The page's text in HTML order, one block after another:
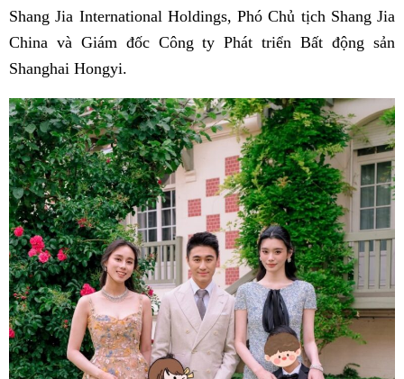
Shang Jia International Holdings, Phó Chủ tịch Shang Jia
China và Giám đốc Công ty Phát triển Bất động sản
Shanghai Hongyi.